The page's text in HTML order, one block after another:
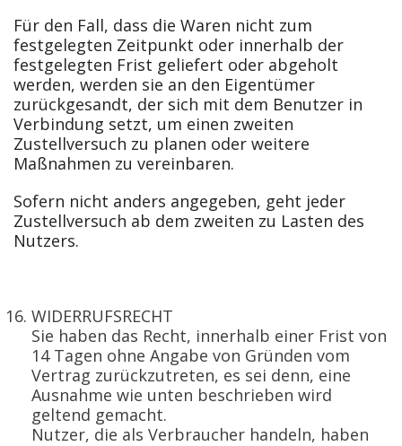
Für den Fall, dass die Waren nicht zum
festgelegten Zeitpunkt oder innerhalb der
festgelegten Frist geliefert oder abgeholt
werden, werden sie an den Eigentümer
zurückgesandt, der sich mit dem Benutzer in
Verbindung setzt, um einen zweiten
Zustellversuch zu planen oder weitere
Maßnahmen zu vereinbaren.
Sofern nicht anders angegeben, geht jeder
Zustellversuch ab dem zweiten zu Lasten des
Nutzers.
WIDERRUFSRECHT
Sie haben das Recht, innerhalb einer Frist von
14 Tagen ohne Angabe von Gründen vom
Vertrag zurückzutreten, es sei denn, eine
Ausnahme wie unten beschrieben wird
geltend gemacht.
Nutzer, die als Verbraucher handeln, haben